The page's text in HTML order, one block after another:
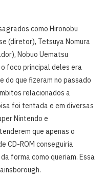
como Hironobu
(diretor), Tetsuya Nomura
Nobuo Uematsu
foco principal deles era
que fizeram no passado
relacionados a
foi tentada e em diversas
Nintendo e
que apenas o
CD-ROM conseguiria
forma como queriam. Essa